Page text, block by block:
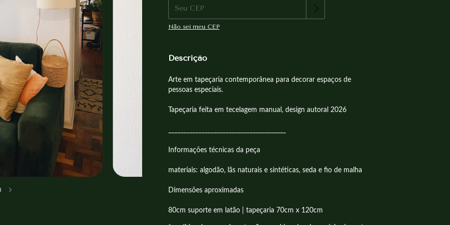
Não sei meu CEP
Descrição
Arte em tapeçaria contemporânea para decorar espaços de
pessoas especiais. ​
Tapeçaria feita em tecelagem manual, design autoral 2026
Informações técnicas da peça
materiais: algodão, lãs naturais e sintéticas, seda e fio de malha
Dimensões aproximadas
80cm suporte em latão | tapeçaria 70cm x 120cm